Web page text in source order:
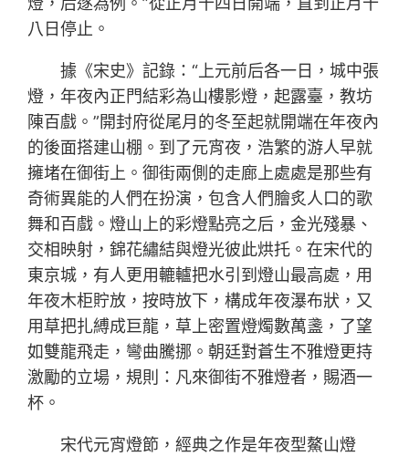
八日停止。
據《宋史》記錄：“上元前后各一日，城中張
燈，年夜內正門結彩為山樓影燈，起露臺，教坊
陳百戲。”開封府從尾月的冬至起就開端在年夜內
的後面搭建山棚。到了元宵夜，浩繁的游人早就
擁堵在御街上。御街兩側的走廊上處處是那些有
奇術異能的人們在扮演，包含人們膾炙人口的歌
舞和百戲。燈山上的彩燈點亮之后，金光殘暴、
交相映射，錦花繡結與燈光彼此烘托。在宋代的
東京城，有人更用轆轤把水引到燈山最高處，用
年夜木柜貯放，按時放下，構成年夜瀑布狀，又
用草把扎縛成巨龍，草上密置燈燭數萬盞，了望
如雙龍飛走，彎曲騰挪。朝廷對蒼生不雅燈更持
激勵的立場，規則：凡來御街不雅燈者，賜酒一
杯。
宋代元宵燈節，經典之作是年夜型鰲山燈